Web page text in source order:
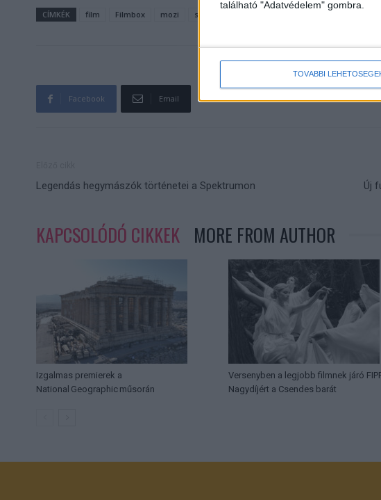
található "Adatvédelem" gombra.
TOVÁBBI
CÍMKÉK film Filmbox mozi streaming
Facebook Email
Legendás hegymászók történetei a Spektrumon Új
KAPCSOLÓDÓ CIKKEK MORE FROM AUTHOR
Izgalmas premierek a
National Geographic műsorán
Versenyben a legjobb filmnek járó
Nagydíjért a Csendes barát